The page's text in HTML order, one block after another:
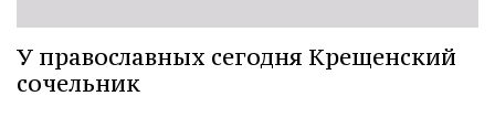
У православных сегодня Крещенский
сочельник